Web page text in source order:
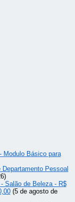
Modulo Básico para
Pessoal
Salão de Beleza - R$
(5 de agosto de